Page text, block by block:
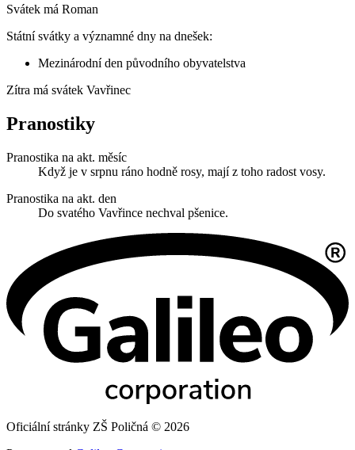
Svátek má Roman
Státní svátky a významné dny na dnešek:
Mezinárodní den původního obyvatelstva
Zítra má svátek Vavřinec
Pranostiky
Pranostika na akt. měsíc
Když je v srpnu ráno hodně rosy, mají z toho radost vosy.
Pranostika na akt. den
Do svatého Vavřince nechval pšenice.
Oficiální stránky ZŠ Poličná © 2026